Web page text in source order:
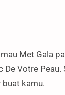
Met Gala
De Votre
buat kamu.